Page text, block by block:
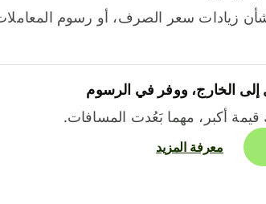
زيادات سعر الصرف، أو رسوم المعاملات
إلى الخارج، ووفر في الرسوم
قيمة أكبر، مهما بَعُدت المسافات.
معرفة المزيد